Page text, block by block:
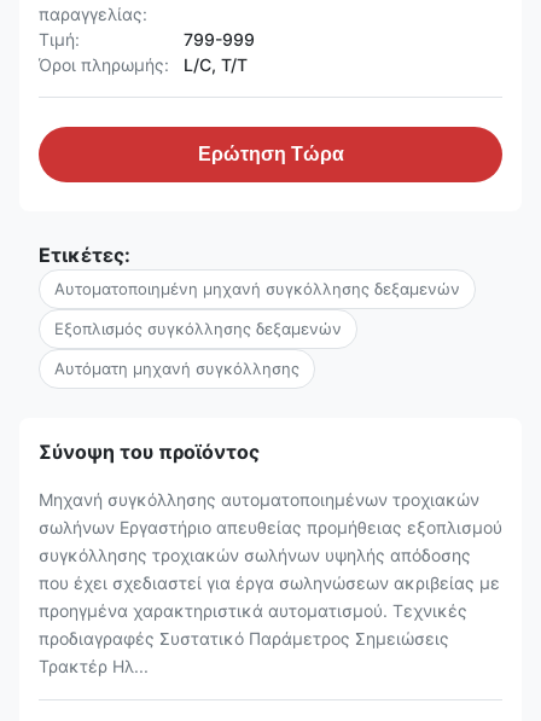
παραγγελίας:
Τιμή:
799-999
Όροι πληρωμής:
L/C, T/T
Ερώτηση Τώρα
Ετικέτες:
Αυτοματοποιημένη μηχανή συγκόλλησης δεξαμενών
Εξοπλισμός συγκόλλησης δεξαμενών
Αυτόματη μηχανή συγκόλλησης
Σύνοψη του προϊόντος
Μηχανή συγκόλλησης αυτοματοποιημένων τροχιακών
σωλήνων Εργαστήριο απευθείας προμήθειας εξοπλισμού
συγκόλλησης τροχιακών σωλήνων υψηλής απόδοσης
που έχει σχεδιαστεί για έργα σωληνώσεων ακριβείας με
προηγμένα χαρακτηριστικά αυτοματισμού. Τεχνικές
προδιαγραφές Συστατικό Παράμετρος Σημειώσεις
Τρακτέρ Ηλ...